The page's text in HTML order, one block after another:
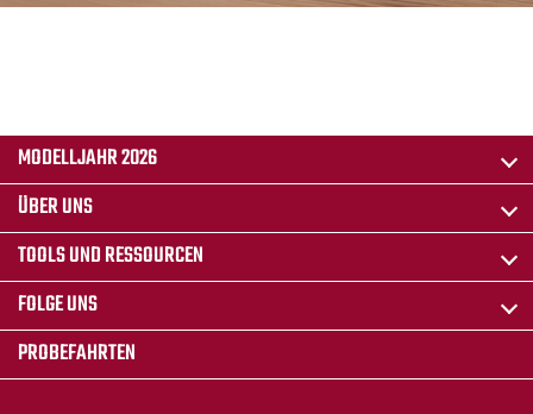
MODELLJAHR 2026
ÜBER UNS
TOOLS UND RESSOURCEN
FOLGE UNS
PROBEFAHRTEN